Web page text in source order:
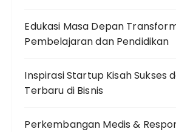
Edukasi Masa Depan
Pembelajaran dan Pendidikan
Inspirasi Startup Kisah Sukses
Terbaru di Bisnis
Perkembangan Medis &